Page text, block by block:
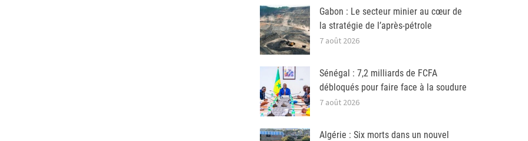
Gabon : Le secteur minier au cœur de
la stratégie de l’après-pétrole
7 août 2026
Sénégal : 7,2 milliards de FCFA
débloqués pour faire face à la soudure
7 août 2026
Algérie : Six morts dans un nouvel